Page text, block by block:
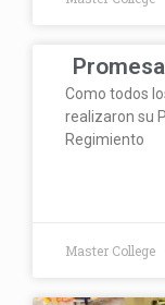
Como todos
realizaron su
Regimiento
Master College